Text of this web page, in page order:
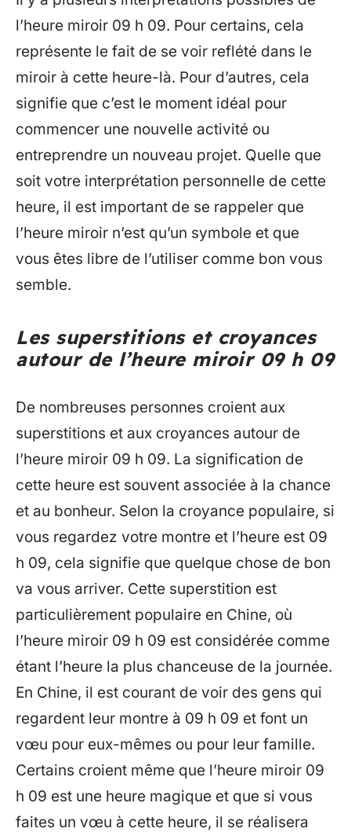
l’heure miroir 09 h 09. Pour certains, cela
représente le fait de se voir reflété dans le
miroir à cette heure-là. Pour d’autres, cela
signifie que c’est le moment idéal pour
commencer une nouvelle activité ou
entreprendre un nouveau projet. Quelle que
soit votre interprétation personnelle de cette
heure, il est important de se rappeler que
l’heure miroir n’est qu’un symbole et que
vous êtes libre de l’utiliser comme bon vous
semble.
Les superstitions et croyances
autour de l’heure miroir 09 h 09
De nombreuses personnes croient aux
superstitions et aux croyances autour de
l’heure miroir 09 h 09. La signification de
cette heure est souvent associée à la chance
et au bonheur. Selon la croyance populaire, si
vous regardez votre montre et l’heure est 09
h 09, cela signifie que quelque chose de bon
va vous arriver. Cette superstition est
particulièrement populaire en Chine, où
l’heure miroir 09 h 09 est considérée comme
étant l’heure la plus chanceuse de la journée.
En Chine, il est courant de voir des gens qui
regardent leur montre à 09 h 09 et font un
vœu pour eux-mêmes ou pour leur famille.
Certains croient même que l’heure miroir 09
h 09 est une heure magique et que si vous
faites un vœu à cette heure, il se réalisera